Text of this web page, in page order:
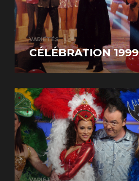
VARIÉTÉS
CÉLÉBRATION 1999
VARIÉTÉS